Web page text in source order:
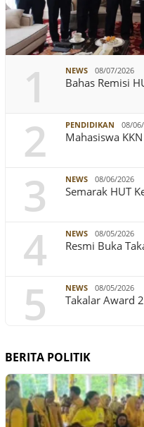
1 NEWS 08/07/2026
Bahas Remisi
2 PENDIDIKAN 08/
Mahasiswa
3 NEWS 08/06/2026
Semarak HUT
4 NEWS 08/05/2026
Resmi Buka
5 NEWS 08/05/2026
Takalar Award
BERITA POLITIK